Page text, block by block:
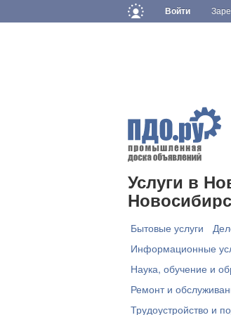
Войти
Услуги в
Бытовые услуги
Информационные
Наука, обучение и
Ремонт и
Трудоустройство и